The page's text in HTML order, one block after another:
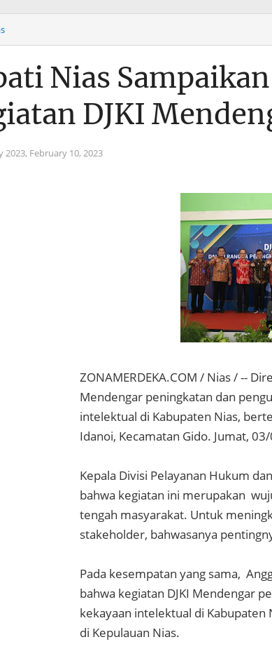
Nias
DJKI
2023, February 10, 2023
ZONAMERDEKA.COM / Nias / --
Mendengar peningkatan dan
intelektual di Kabupaten Nias,
Idanoi, Kecamatan Gido. Jumat,
Kepala Divisi Pelayanan Hukum
bahwa kegiatan ini merupakan
tengah masyarakat. Untuk
stakeholder, bahwasanya
Pada kesempatan yang sama,
bahwa kegiatan DJKI Mendengar
kekayaan intelektual di
di Kepulauan Nias.